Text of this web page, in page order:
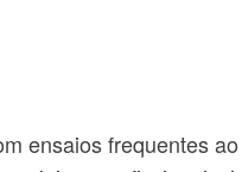
ensaios frequentes